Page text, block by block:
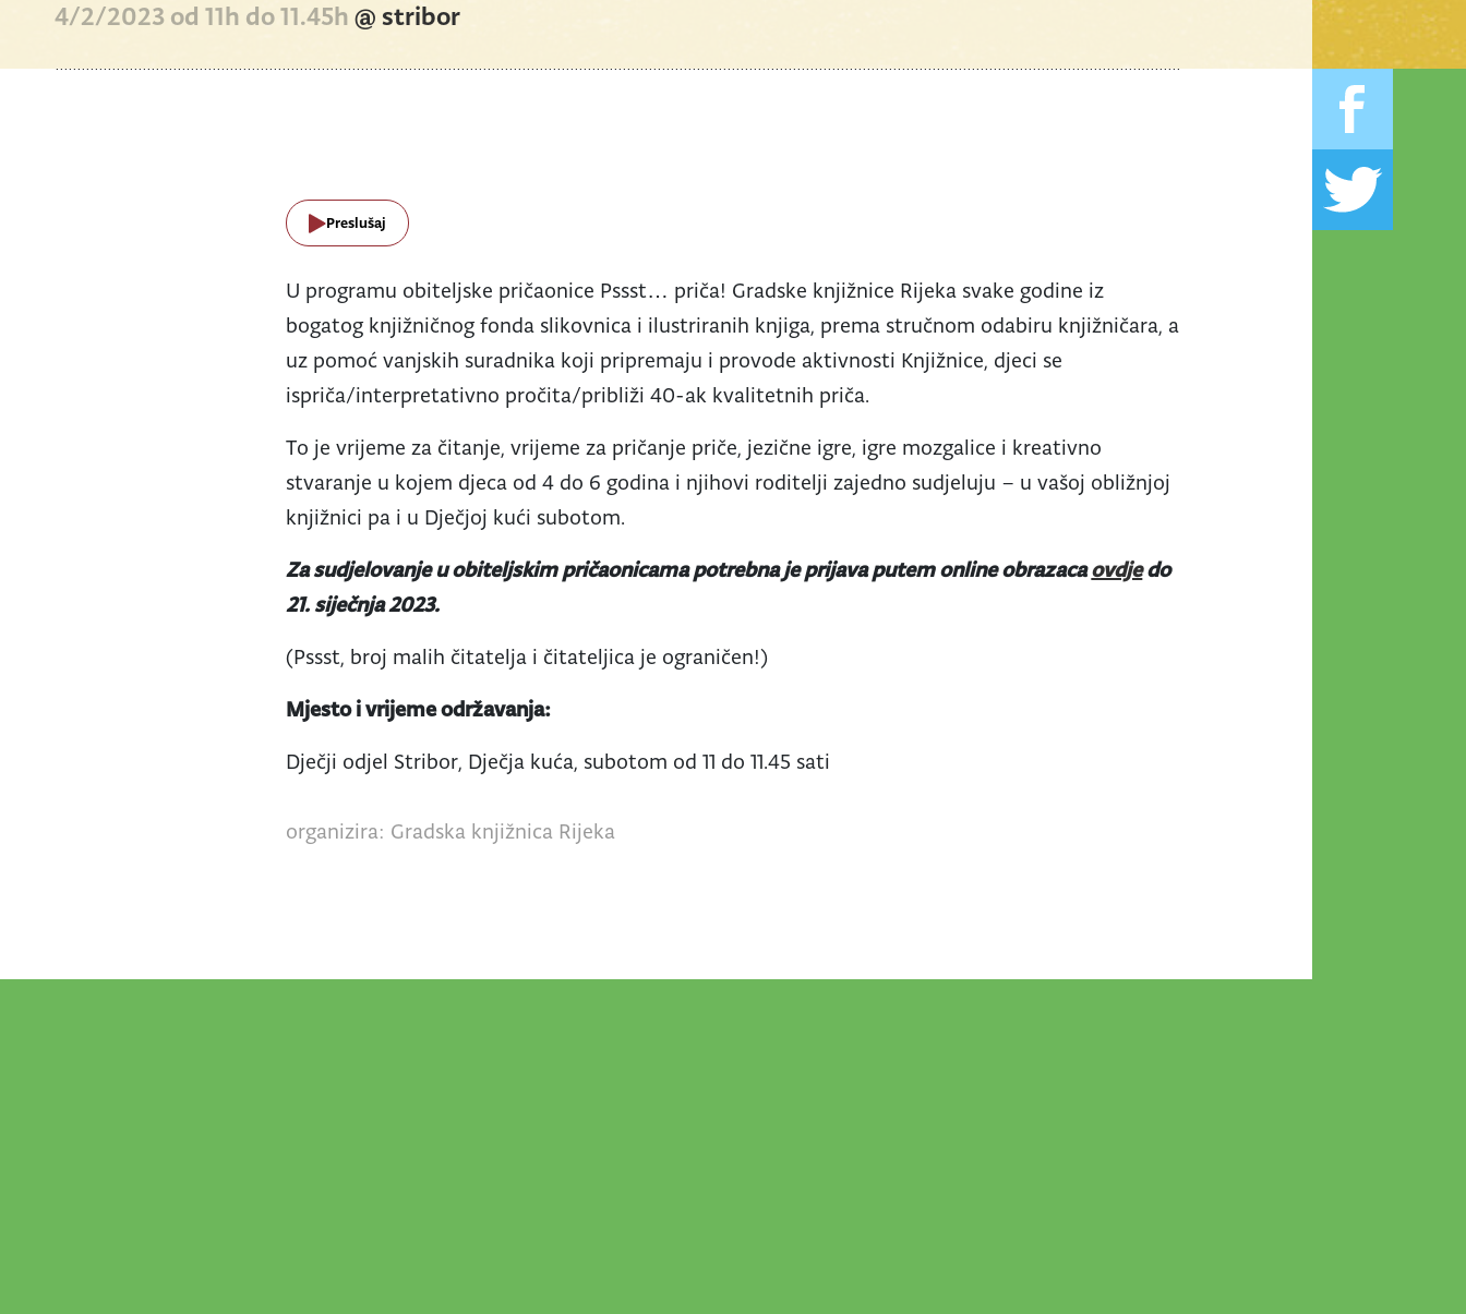
4/2/2023 od 11h do 11.45h @ stribor
Preslušaj
U programu obiteljske pričaonice Pssst… priča! Gradske knjižnice Rijeka svake godine iz
bogatog knjižničnog fonda slikovnica i ilustriranih knjiga, prema stručnom odabiru knjižničara, a
uz pomoć vanjskih suradnika koji pripremaju i provode aktivnosti Knjižnice, djeci se
ispriča/interpretativno pročita/približi 40-ak kvalitetnih priča.
To je vrijeme za čitanje, vrijeme za pričanje priče, jezične igre, igre mozgalice i kreativno
stvaranje u kojem djeca od 4 do 6 godina i njihovi roditelji zajedno sudjeluju – u vašoj obližnjoj
knjižnici pa i u Dječjoj kući subotom.
Za sudjelovanje u obiteljskim pričaonicama potrebna je prijava putem online obrazacaovdjedo
21. siječnja 2023.
(Pssst, broj malih čitatelja i čitateljica je ograničen!)
Mjesto i vrijeme održavanja:
Dječji odjel Stribor, Dječja kuća, subotom od 11 do 11.45 sati
organizira: Gradska knjižnica Rijeka